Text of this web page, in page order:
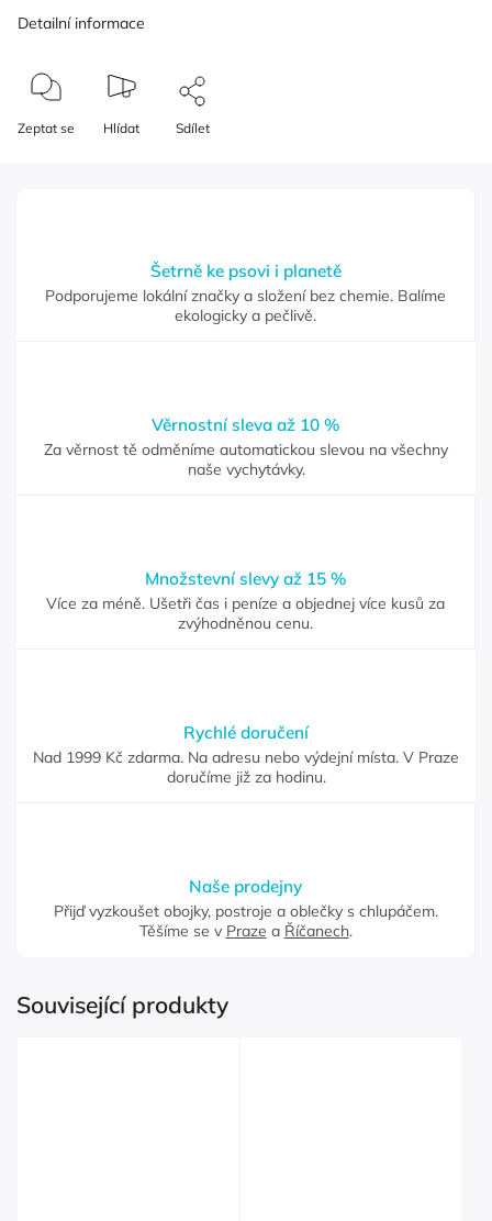
Detailní informace
Zeptat se Hlídat Sdílet
Šetrně ke psovi i planetě
Podporujeme lokální značky a složení bez chemie. Balíme
ekologicky a pečlivě.
Věrnostní sleva až 10 %
Za věrnost tě odměníme automatickou slevou na všechny
naše vychytávky.
Množstevní slevy až 15 %
Více za méně. Ušetři čas i peníze a objednej více kusů za
zvýhodněnou cenu.
Rychlé doručení
Nad 1999 Kč zdarma. Na adresu nebo výdejní místa. V Praze
doručíme již za hodinu.
Naše prodejny
Přijď vyzkoušet obojky, postroje a oblečky s chlupáčem.
Těšíme se v Praze a Říčanech.
Související produkty